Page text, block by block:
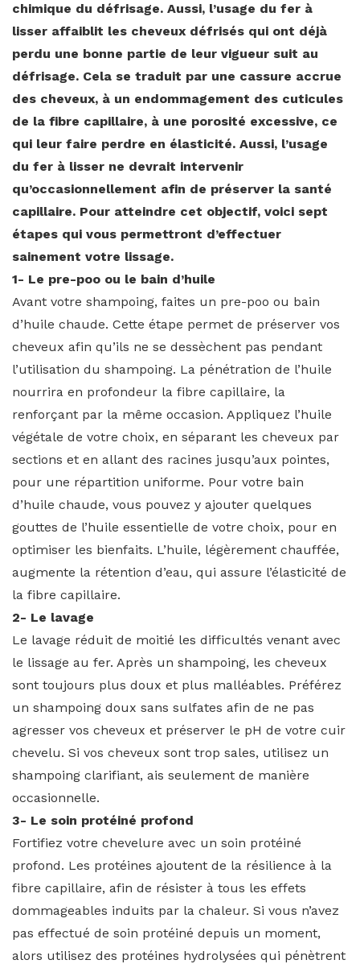
chimique du défrisage. Aussi, l’usage du fer à
lisser affaiblit les cheveux défrisés qui ont déjà
perdu une bonne partie de leur vigueur suit au
défrisage. Cela se traduit par une cassure accrue
des cheveux, à un endommagement des cuticules
de la fibre capillaire, à une porosité excessive, ce
qui leur faire perdre en élasticité. Aussi, l’usage
du fer à lisser ne devrait intervenir
qu’occasionnellement afin de préserver la santé
capillaire. Pour atteindre cet objectif, voici sept
étapes qui vous permettront d’effectuer
sainement votre lissage.
1- Le pre-poo ou le bain d’huile
Avant votre shampoing, faites un pre-poo ou bain
d’huile chaude. Cette étape permet de préserver vos
cheveux afin qu’ils ne se dessèchent pas pendant
l’utilisation du shampoing. La pénétration de l’huile
nourrira en profondeur la fibre capillaire, la
renforçant par la même occasion. Appliquez l’huile
végétale de votre choix, en séparant les cheveux par
sections et en allant des racines jusqu’aux pointes,
pour une répartition uniforme. Pour votre bain
d’huile chaude, vous pouvez y ajouter quelques
gouttes de l’huile essentielle de votre choix, pour en
optimiser les bienfaits. L’huile, légèrement chauffée,
augmente la rétention d’eau, qui assure l’élasticité de
la fibre capillaire.
2- Le lavage
Le lavage réduit de moitié les difficultés venant avec
le lissage au fer. Après un shampoing, les cheveux
sont toujours plus doux et plus malléables. Préférez
un shampoing doux sans sulfates afin de ne pas
agresser vos cheveux et préserver le pH de votre cuir
chevelu. Si vos cheveux sont trop sales, utilisez un
shampoing clarifiant, ais seulement de manière
occasionnelle.
3- Le soin protéiné profond
Fortifiez votre chevelure avec un soin protéiné
profond. Les protéines ajoutent de la résilience à la
fibre capillaire, afin de résister à tous les effets
dommageables induits par la chaleur. Si vous n’avez
pas effectué de soin protéiné depuis un moment,
alors utilisez des protéines hydrolysées qui pénètrent